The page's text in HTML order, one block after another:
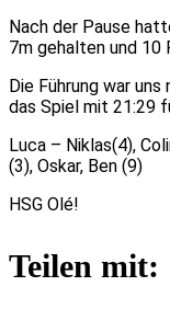
Nach der Pause
7m gehalten und 10
Die Führung war
das Spiel mit 21:29
Luca – Niklas(4),
(3), Oskar, Ben (9)
HSG Olé!
Teilen mit: